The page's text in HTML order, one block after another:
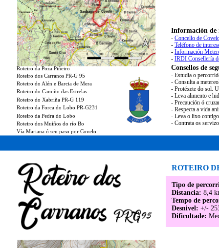
Roteiro da Poza Piñeiro
Roteiro dos Carranos PR-G 95
Roteiro do Alén e Barcia de Mera
Roteiro do Camiño das Estrelas
Roteiro do Xabriña PR-G 119
Roteiro da Forca do Lobo PR-G231
Roteiro da Pedra do Lobo
Roteiro dos Muíños do río Bo
Vía Mariana ó seu paso por Covelo
Información de
- Concello de
- Teléfono de
- Información
- IRDI Consellería
Consellos de
- Estudia o
- Consulta a
- Protéxete do sol.
- Leva alimento e
- Precaución ó
- Respecta a vida
- Leva o lixo
- Contrata os
Tipo de
Distancia: 8,4
Tempo de
Desnivel: +/-
Dificultade:
ROTEIRO